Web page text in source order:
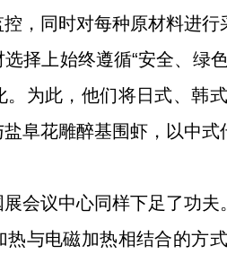
，同时对每种原材料进
择上始终遵循“安全、绿
。为此，他们将日式、韩
阜花雕醉基围虾，以中
会议中心同样下足了功
热与电磁加热相结合的方